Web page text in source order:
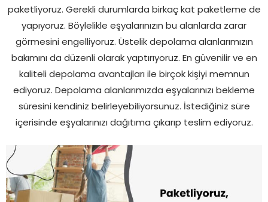
paketliyoruz. Gerekli durumlarda birkaç kat paketleme de
yapıyoruz. Böylelikle eşyalarınızın bu alanlarda zarar
görmesini engelliyoruz. Üstelik depolama alanlarımızın
bakımını da düzenli olarak yaptırıyoruz. En güvenilir ve en
kaliteli depolama avantajları ile birçok kişiyi memnun
ediyoruz. Depolama alanlarımızda eşyalarınızı bekleme
süresini kendiniz belirleyebiliyorsunuz. İstediğiniz süre
içerisinde eşyalarınızı dağıtıma çıkarıp teslim ediyoruz.